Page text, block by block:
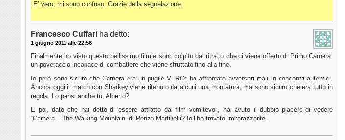
E’ vero, mi sono confuso. Grazie della segnalazione.
Francesco Cuffari ha detto:
1 giugno 2011 alle 22:56
Finalmente ho visto questo bellissimo film e sono colpito dal ritratto che ci viene offerto di Primo Carnera:
un poveraccio incapace di combattere che viene sfruttato fino alla fine.
Io però sono sicuro che Carnera era un pugile VERO: ha affrontato avversari reali in concontri autentici.
Ancora oggi il match con Sharkey viene ritenuto da alcuni una montatura, ma sono sicuro che era tutto in
regola. Lo pensi anche tu, Alberto?
E poi, dato che hai detto di essere attratto dai film vomitevoli, hai avuto il dubbio piacere di vedere
“Carnera – The Walking Mountain” di Renzo Martinelli? Io l’ho trovato imbarazzante.